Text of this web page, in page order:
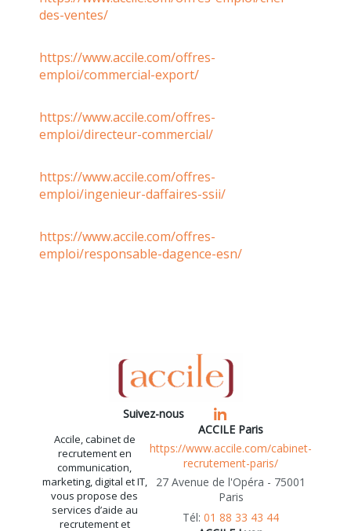
des-ventes/
https://www.accile.com/offres-
emploi/commercial-export/
https://www.accile.com/offres-
emploi/directeur-commercial/
https://www.accile.com/offres-
emploi/ingenieur-daffaires-ssii/
https://www.accile.com/offres-
emploi/responsable-dagence-esn/
Suivez-nous
Accile, cabinet de
recrutement en
communication,
marketing, digital et IT,
vous propose des
services d’aide au
recrutement et
ACCILE Paris
https://www.accile.com/cabinet-
recrutement-paris/
27 Avenue de l'Opéra - 75001
Paris
01 88 33 43 44